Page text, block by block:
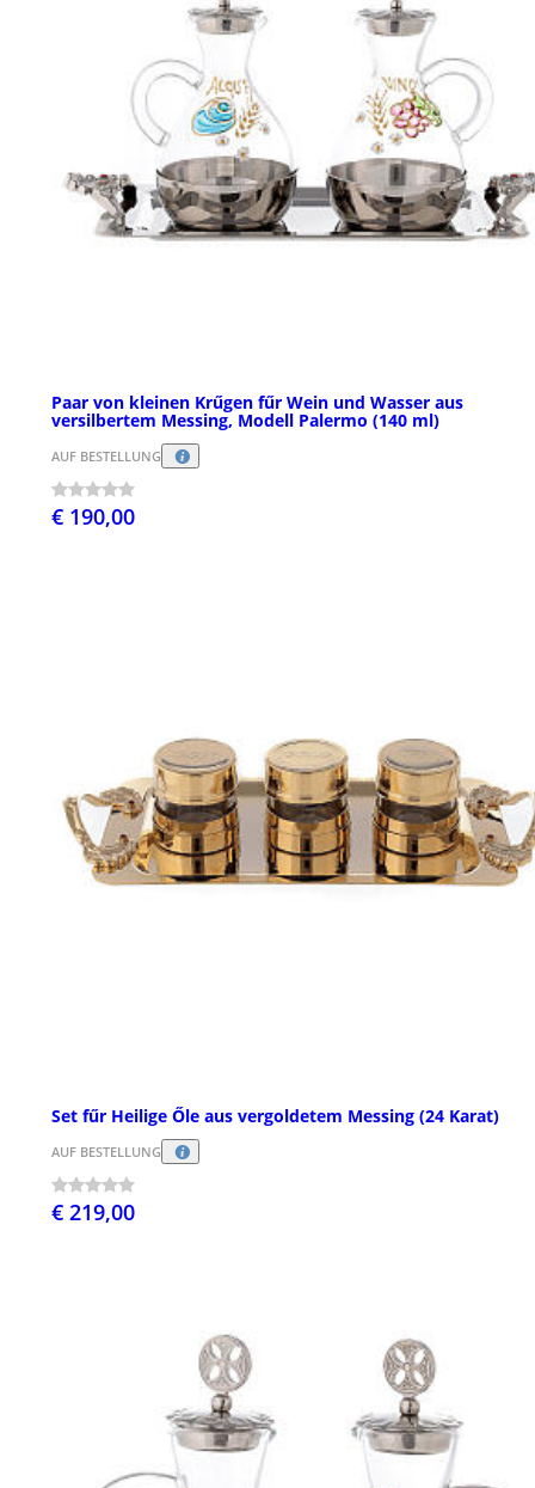
Paar von kleinen Krűgen fűr Wein und Wasser aus
versilbertem Messing, Modell Palermo (140 ml)
AUF BESTELLUNG
€ 190,00
Set fűr Heilige Őle aus vergoldetem Messing (24 Karat)
AUF BESTELLUNG
€ 219,00